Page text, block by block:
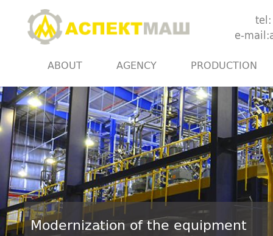
e-
ABOUT AGENCY PRODUCTION
Modernization of the equipment